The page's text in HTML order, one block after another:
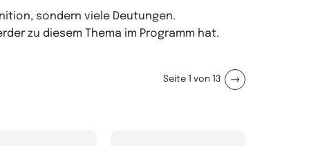
sondern viele Deutungen.
zu diesem Thema im Programm hat.
Seite 1 von 13